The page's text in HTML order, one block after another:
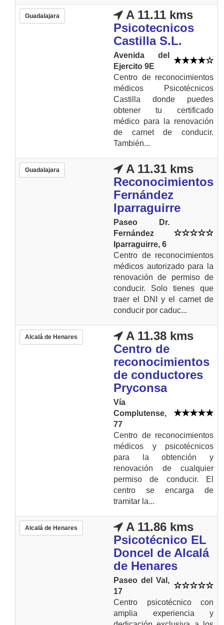
Guadalajara
A 11.11 kms
Psicotecnicos
Castilla S.L.
Avenida del
Ejercito 9E
Centro de reconocimientos
médicos Psicotécnicos
Castilla donde puedes
obtener tu certificado
médico para la renovación
de carnet de conducir.
También...
Guadalajara
A 11.31 kms
Reconocimientos
Fernández
Iparraguirre
Paseo Dr.
Fernández
Iparraguirre, 6
Centro de reconocimientos
médicos autorizado para la
renovación de permiso de
conducir. Solo tienes que
traer el DNI y el carnet de
conducir por caduc...
Alcalá de Henares
A 11.38 kms
Centro de
reconocimientos
de conductores
Pryconsa
Vía
Complutense,
77
Centro de reconocimientos
médicos y psicotécnicos
para la obtención y
renovación de cualquier
permiso de conducir. El
centro se encarga de
tramitar la...
Alcalá de Henares
A 11.86 kms
Psicotécnico EL
Doncel de Alcalá
de Henares
Paseo del Val,
17
Centro psicotécnico con
amplia experiencia y